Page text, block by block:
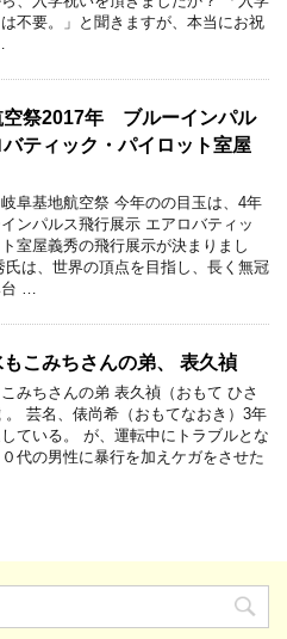
不要。」と聞きますが、本当にお祝
空祭2017年 ブルーインパル
バティック・パイロット室屋
阜基地航空祭 今年のの目玉は、4年
ンパルス飛行展示 エアロバティッ
室屋義秀の飛行展示が決まりまし
氏は、世界の頂点を目指し、長く無冠
…
こみちさんの弟、 表久禎
みちさんの弟 表久禎（おもて ひさ
。 芸名、俵尚希（おもてなおき）3年
ている。 が、運転中にトラブルとな
代の男性に暴行を加えケガをさせた